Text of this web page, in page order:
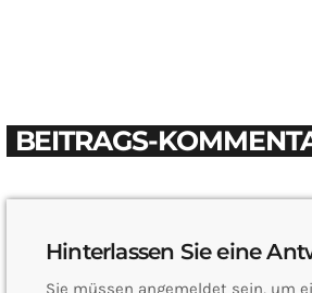
BEITRAGS-
Hinterlassen Sie eine
Sie müssen angemeldet sein, um